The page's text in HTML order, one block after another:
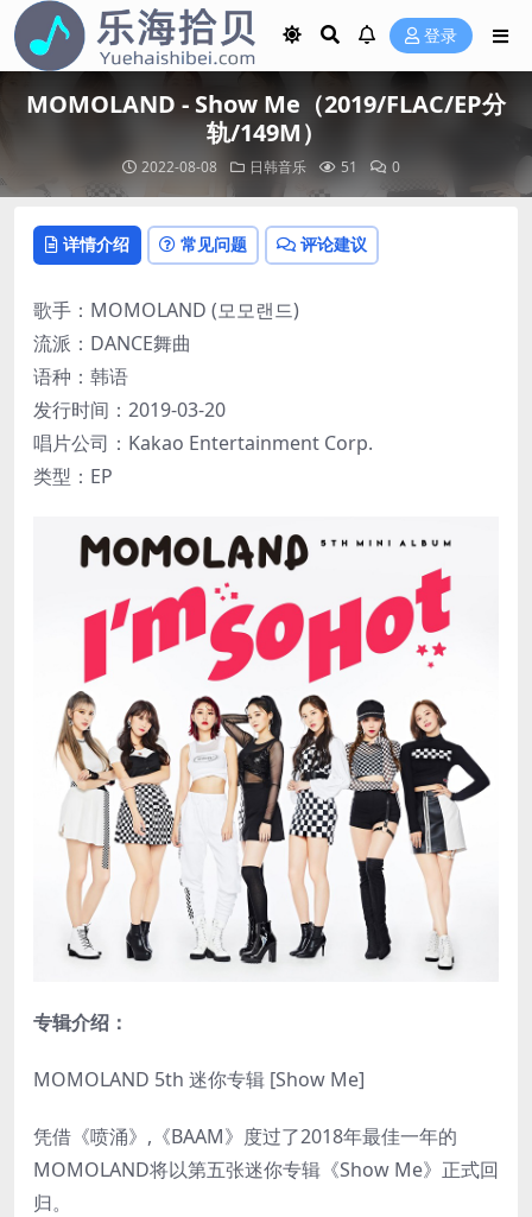
登录
MOMOLAND - Show Me（2019/FLAC/EP分
轨/149M）
2022-08-08 日韩音乐 51 0
详情介绍 常见问题 评论建议
歌手：MOMOLAND (모모랜드)
流派：DANCE舞曲
语种：韩语
发行时间：2019-03-20
唱片公司：Kakao Entertainment Corp.
类型：EP
专辑介绍：
MOMOLAND 5th 迷你专辑 [Show Me]
凭借《喷涌》,《BAAM》度过了2018年最佳一年的
MOMOLAND将以第五张迷你专辑《Show Me》正式回
归。